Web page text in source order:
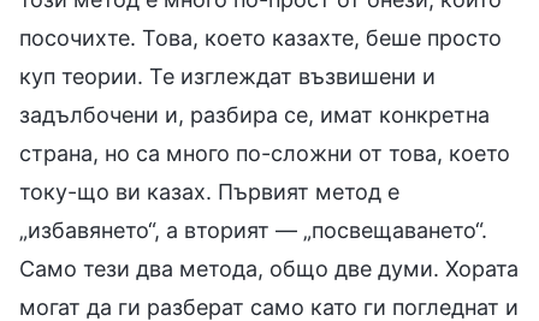
посочихте. Това, което казахте, беше просто
куп теории. Те изглеждат възвишени и
задълбочени и, разбира се, имат конкретна
страна, но са много по-сложни от това, което
току-що ви казах. Първият метод е
„избавянето“, а вторият — „посвещаването“.
Само тези два метода, общо две думи. Хората
могат да ги разберат само като ги погледнат и